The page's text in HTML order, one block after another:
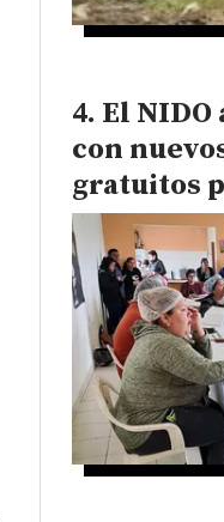
El
con
gratuitos